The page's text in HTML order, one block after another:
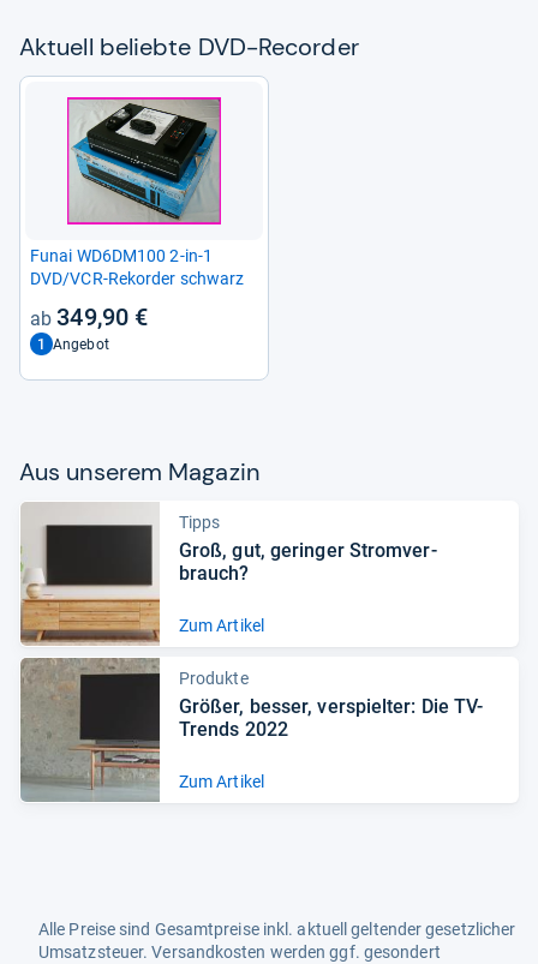
Aktu­ell beliebte DVD-​Recor­der
Funai WD6DM100 2-​in-​1
DVD/VCR-​Rekorder schwarz
349,90 €
1 Angebot
Aus unse­rem Maga­zin
Tipps
Groß, gut, gerin­ger Strom­ver­
brauch?
Zum Artikel
Produkte
Grö­ßer, bes­ser, ver­spiel­ter: Die TV-​
Trends 2022
Zum Artikel
Alle Preise sind Gesamtpreise inkl. aktuell geltender gesetzlicher
Umsatzsteuer. Versandkosten werden ggf. gesondert